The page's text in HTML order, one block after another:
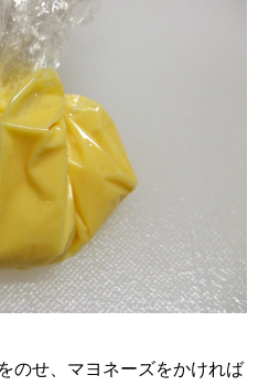
のせ、マヨネーズをかければ